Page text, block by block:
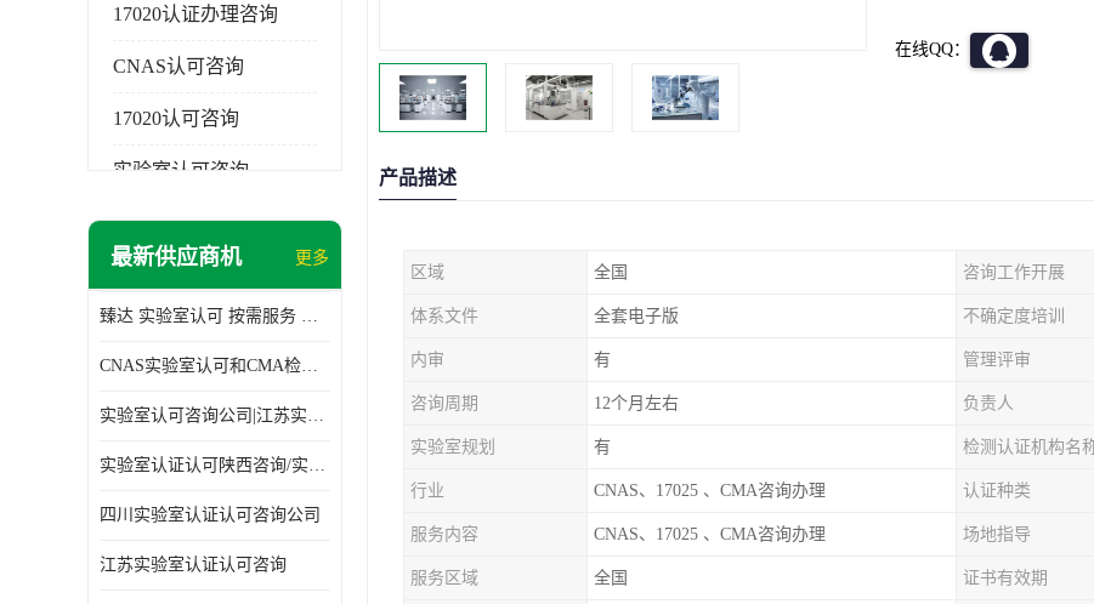
17020认证办理咨询
CNAS认可咨询
17020认可咨询
实验室认可咨询
最新供应商机 更多
臻达 实验室认可 按需服务 全程陪同
CNAS实验室认可和CMA检验检测资质认定
实验室认可咨询公司|江苏实验室认证
实验室认证认可陕西咨询/实验室认证认可咨询
四川实验室认证认可咨询公司
江苏实验室认证认可咨询
在线QQ：
产品描述
区域 全国 咨询工作开展
体系文件 全套电子版 不确定度培训
内审 有 管理评审
咨询周期 12个月左右 负责人
实验室规划 有 检测认证机构名
行业 CNAS、17025 、CMA咨询办理 认证种类
服务内容 CNAS、17025 、CMA咨询办理 场地指导
服务区域 全国 证书有效期